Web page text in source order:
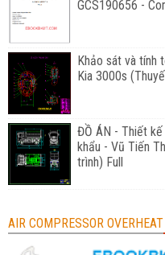
GCS190656 -
Khảo sát và tính
Kia 3000s
ĐỒ ÁN - Thiết
khẩu - Vũ Tiến
trình) Full
AIR COMPRESSOR OVERHEAT